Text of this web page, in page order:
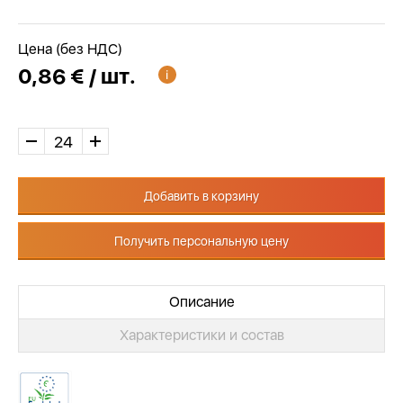
Цена (без НДС)
0,86 € / шт.
Добавить в корзину
Получить персональную цену
Описание
Характеристики и состав